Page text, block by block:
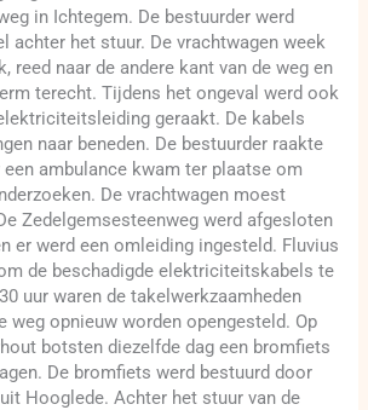
in Ichtegem. De bestuurder werd
achter het stuur. De vrachtwagen week
reed naar de andere kant van de weg en
terecht. Tijdens het ongeval werd ook
geraakt. De kabels
naar beneden. De bestuurder raakte
ambulance kwam ter plaatse om
De vrachtwagen moest
Zedelgemsesteenweg werd afgesloten
er werd een omleiding ingesteld. Fluvius
de beschadigde elektriciteitskabels te
uur waren de takelwerkzaamheden
weg opnieuw worden opengesteld. Op
botsten diezelfde dag een bromfiets
De bromfiets werd bestuurd door
Hooglede. Achter het stuur van de